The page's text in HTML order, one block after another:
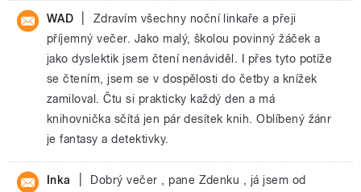
WAD
Zdravím všechny noční linkaře a přeji
příjemný večer. Jako malý, školou povinný žáček a
jako dyslektik jsem čtení nenáviděl. I přes tyto potíže
se čtením, jsem se v dospělosti do četby a knížek
zamiloval. Čtu si prakticky každý den a má
knihovnička sčítá jen pár desítek knih. Oblíbený žánr
je fantasy a detektivky.
Inka
Dobrý večer , pane Zdenku , já jsem od